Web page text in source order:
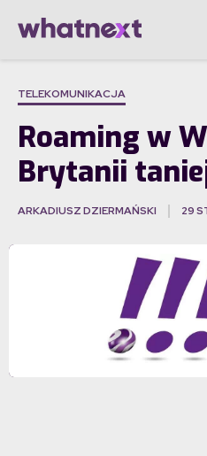
TELEKOMUNIKACJA
Roaming w
Brytanii
ARKADIUSZ DZIERMAŃSKI 29